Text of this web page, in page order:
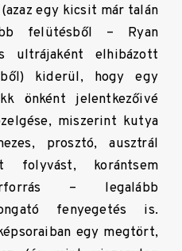
egy kicsit már talán
felütésből – Ryan
ultrájaként elhibázott
kiderül, hogy egy
önként jelentkezőivé
miszerint kutya
prosztó, ausztrál
folyvást, korántsem
– legalább
fenyegetés is.
egy megtört,